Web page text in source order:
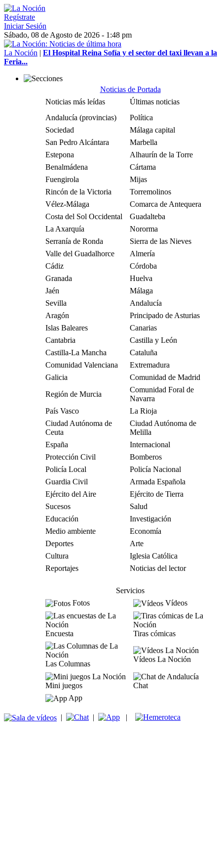
Regístrate
Iniciar Sesión
Sábado, 08 de Agosto de 2026 - 1:48 pm
La Noción | El Hospital Reina Sofía y el sector del taxi llevan a la
Feria...
Noticias de Portada
Noticias más leídas
Últimas noticias
Andalucía (provincias)
Política
Sociedad
Málaga capital
San Pedro Alcántara
Marbella
Estepona
Alhaurín de la Torre
Benalmádena
Cártama
Fuengirola
Mijas
Rincón de la Victoria
Torremolinos
Vélez-Málaga
Comarca de Antequera
Costa del Sol Occidental
Guadalteba
La Axarquía
Nororma
Serranía de Ronda
Sierra de las Nieves
Valle del Guadalhorce
Almería
Cádiz
Córdoba
Granada
Huelva
Jaén
Málaga
Sevilla
Andalucía
Aragón
Principado de Asturias
Islas Baleares
Canarias
Cantabria
Castilla y León
Castilla-La Mancha
Cataluña
Comunidad Valenciana
Extremadura
Galicia
Comunidad de Madrid
Región de Murcia
Comunidad Foral de
Navarra
País Vasco
La Rioja
Ciudad Autónoma de
Ceuta
Ciudad Autónoma de
Melilla
España
Internacional
Protección Civil
Bomberos
Policía Local
Policía Nacional
Guardia Civil
Armada Española
Ejército del Aire
Ejército de Tierra
Sucesos
Salud
Educación
Investigación
Medio ambiente
Economía
Deportes
Arte
Cultura
Iglesia Católica
Reportajes
Noticias del lector
Servicios
Fotos
Vídeos
Encuesta Tiras cómicas
Las Columnas
Vídeos La Noción
Mini juegos
Chat
App
| | |